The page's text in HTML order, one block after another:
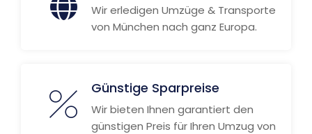
Wir erledigen Umzüge & Transporte
von München nach ganz Europa.
Günstige Sparpreise
Wir bieten Ihnen garantiert den
günstigen Preis für Ihren Umzug von